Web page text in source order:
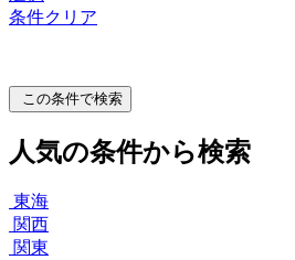
条件クリア
この条件で検索
人気の条件から検索
東海
関西
関東